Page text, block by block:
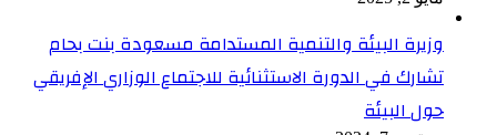
وزيرة البيئة والتنمية المستدامة مسعودة بنت بحام
تشارك في الدورة الاستثنائية للاجتماع الوزاري الإفريقي
حول البيئة